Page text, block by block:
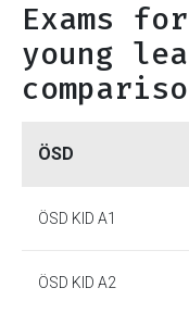
Exams
young
ÖSD
ÖSD KID A1
ÖSD KID A2